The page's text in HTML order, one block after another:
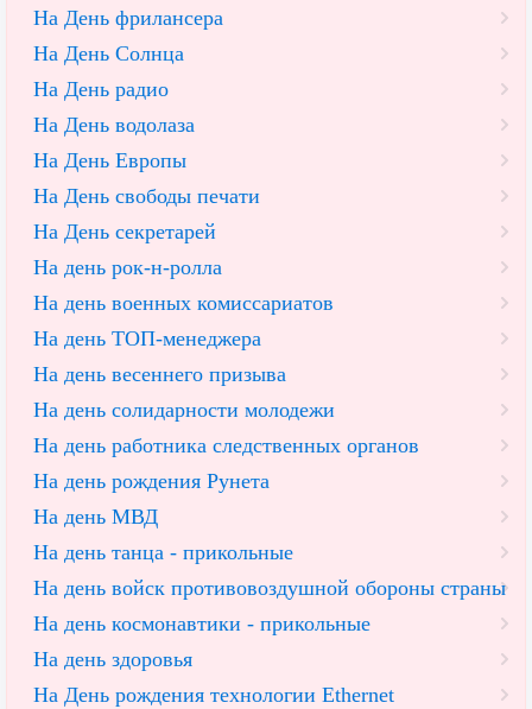
На День фрилансера
На День Солнца
На День радио
На День водолаза
На День Европы
На День свободы печати
На День секретарей
На день рок-н-ролла
На день военных комиссариатов
На день ТОП-менеджера
На день весеннего призыва
На день солидарности молодежи
На день работника следственных органов
На день рождения Рунета
На день МВД
На день танца - прикольные
На день войск противовоздушной обороны страны
На день космонавтики - прикольные
На день здоровья
На День рождения технологии Ethernet